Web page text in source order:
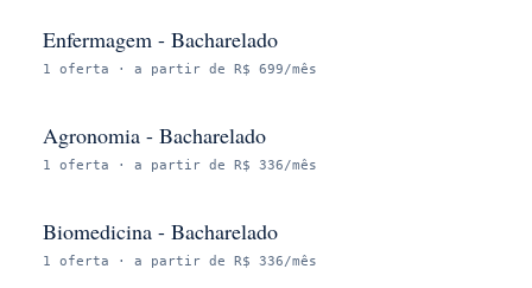
Enfermagem - Bacharelado
1 oferta · a partir de R$ 699/mês
Agronomia - Bacharelado
1 oferta · a partir de R$ 336/mês
Biomedicina - Bacharelado
1 oferta · a partir de R$ 336/mês